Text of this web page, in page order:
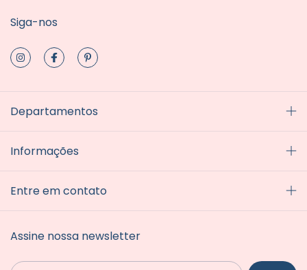
Siga-nos
Departamentos
Informações
Entre em contato
Assine nossa newsletter